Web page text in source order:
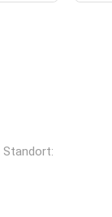
Standort: